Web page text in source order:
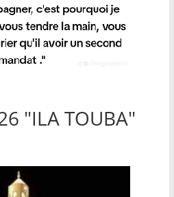
"ILA TOUBA"